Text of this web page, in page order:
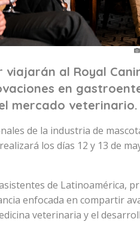
al Royal
en
mercado veterinario.
de la industria de
los días 12 y 13 de
de Latinoamérica,
enfocada en compartir
veterinaria y el